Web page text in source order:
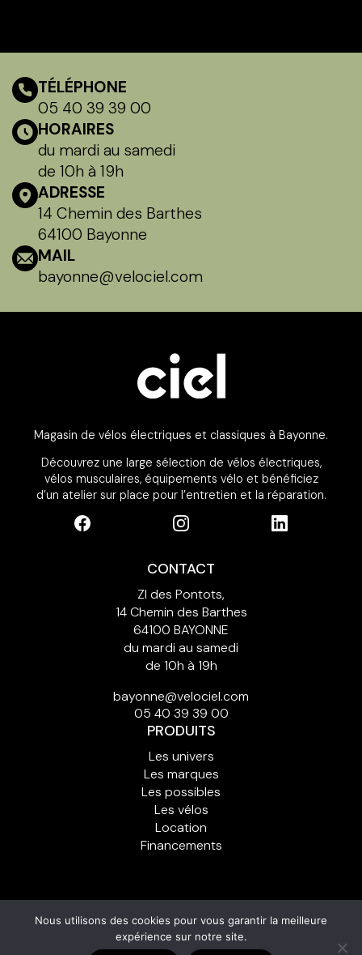
TÉLÉPHONE
05 40 39 39 00
HORAIRES
du mardi au samedi
de 10h à 19h
ADRESSE
14 Chemin des Barthes
64100 Bayonne
MAIL
bayonne@velociel.com
Magasin de vélos électriques et classiques à Bayonne.
Découvrez une large sélection de vélos électriques,
vélos musculaires, équipements vélo et bénéficiez
d’un atelier sur place pour l’entretien et la réparation.
CONTACT
ZI des Pontots,
14 Chemin des Barthes
64100 BAYONNE
du mardi au samedi
de 10h à 19h
bayonne@velociel.com
05 40 39 39 00
PRODUITS
Les univers
Les marques
Les possibles
Les vélos
Location
Financements
compte client
Cont
act
Plan du
site
Mentions
légales
Politique de
cookies (UE)
Nous utilisons des cookies pour vous garantir la meilleure
expérience sur notre site.